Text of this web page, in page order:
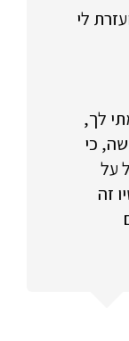
לי
לך,
כי
על
זה